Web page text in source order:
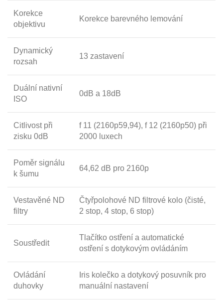
Korekce
objektivu
Korekce barevného lemování
Dynamický
rozsah
13 zastavení
Duální nativní
ISO
0dB a 18dB
Citlivost při
zisku 0dB
f 11 (2160p59,94), f 12 (2160p50) při
2000 luxech
Poměr signálu
k šumu
64,62 dB pro 2160p
Vestavěné ND
filtry
Čtyřpolohové ND filtrové kolo (čisté,
2 stop, 4 stop, 6 stop)
Soustředit
Tlačítko ostření a automatické
ostření s dotykovým ovládáním
Ovládání
duhovky
Iris kolečko a dotykový posuvník pro
manuální nastavení